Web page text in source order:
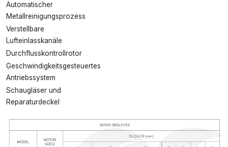
Automatischer
Metallreinigungsprozess
Verstellbare
Lufteinlasskanäle
Durchflusskontrollrotor
Geschwindigkeitsgesteuertes
Antriebssystem
Schaugläser und
Reparaturdeckel